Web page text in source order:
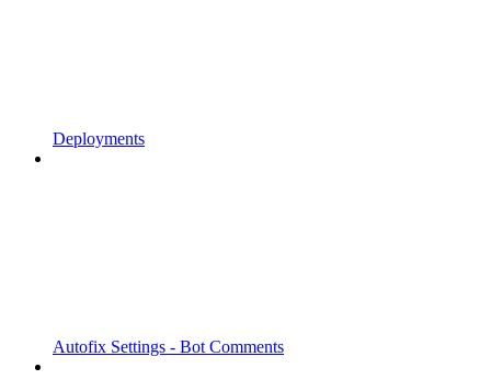
Deployments
Autofix Settings - Bot Comments